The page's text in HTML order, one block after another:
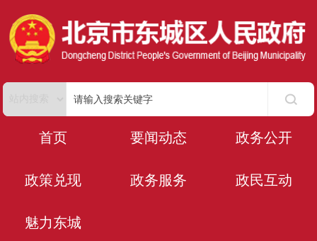
首页 要闻动态 政务公开
政策兑现 政务服务 政民互动
魅力东城